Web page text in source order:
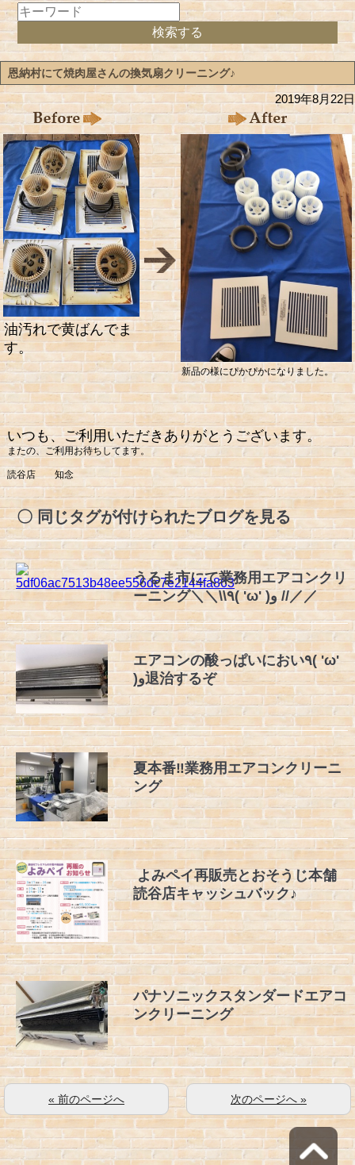
恩納村にて焼肉屋さんの換気扇クリーニング♪
2019年8月22日
油汚れで黄ばんでま
す。
新品の様にぴかぴかになりました。
いつも、ご利用いただきありがとうございます。
またの、ご利用お待ちしてます。
読谷店 知念
同じタグが付けられたブログを見る
うるま市にて業務用エアコンクリ
ーニング＼＼\\٩( 'ω' )و //／／
エアコンの酸っぱいにおい٩( 'ω'
)و退治するぞ
夏本番‼️業務用エアコンクリーニ
ング
よみペイ再販売とおそうじ本舗
読谷店キャッシュバック♪
パナソニックスタンダードエアコ
ンクリーニング
次のページへ »
« 前のページへ